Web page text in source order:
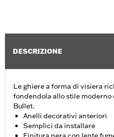
DESCRIZIONE
Le ghiere a forma di visiera
fondendola allo stile
Bullet.
Anelli decorativi anteriori
Semplici da installare